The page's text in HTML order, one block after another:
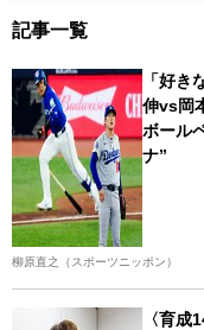
記事一覧
「好
伸vs岡
ボール
ナ”
柳原直之（スポーツニッポン）
〈育